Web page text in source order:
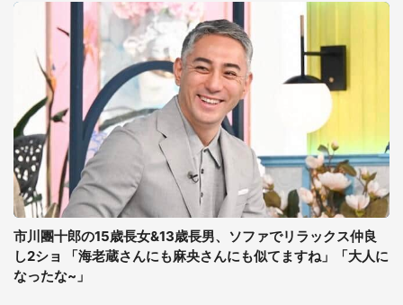
市川團十郎の15歳長女&13歳長男、ソファでリラックス仲良
し2ショ 「海老蔵さんにも麻央さんにも似てますね」「大人に
なったな~」